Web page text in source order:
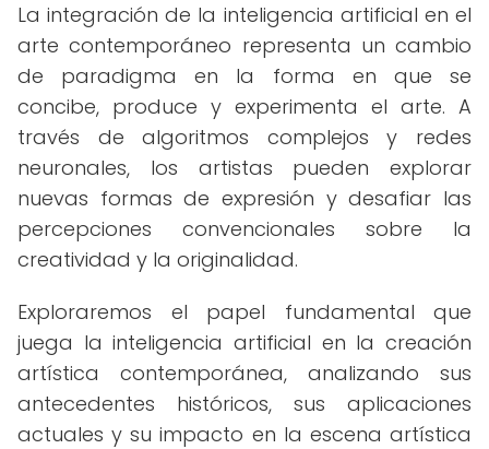
La integración de la inteligencia artificial en el
arte contemporáneo representa un cambio
de paradigma en la forma en que se
concibe, produce y experimenta el arte. A
través de algoritmos complejos y redes
neuronales, los artistas pueden explorar
nuevas formas de expresión y desafiar las
percepciones convencionales sobre la
creatividad y la originalidad.
Exploraremos el papel fundamental que
juega la inteligencia artificial en la creación
artística contemporánea, analizando sus
antecedentes históricos, sus aplicaciones
actuales y su impacto en la escena artística